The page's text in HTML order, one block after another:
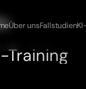
Über unsFallstudien
Training